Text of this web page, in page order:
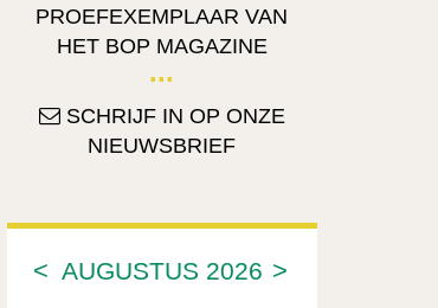
PROEFEXEMPLAAR VAN
HET BOP MAGAZINE
SCHRIJF IN OP ONZE
NIEUWSBRIEF
< >
AUGUSTUS 2026